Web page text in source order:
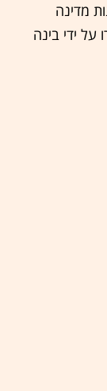
מדינה
על ידי בינה